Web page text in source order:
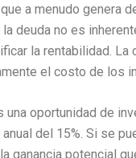
a menudo genera
deuda no es
la rentabilidad.
el costo de los
una oportunidad de
del 15%. Si se
ganancia potencial